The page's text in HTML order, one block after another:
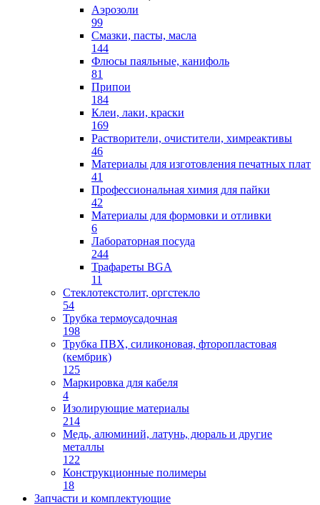
Аэрозоли
99
Смазки, пасты, масла
144
Флюсы паяльные, канифоль
81
Припои
184
Клеи, лаки, краски
169
Растворители, очистители, химреактивы
46
Материалы для изготовления печатных плат
41
Профессиональная химия для пайки
42
Материалы для формовки и отливки
6
Лабораторная посуда
244
Трафареты BGA
11
Стеклотекстолит, оргстекло
54
Трубка термоусадочная
198
Трубка ПВХ, силиконовая, фторопластовая
(кембрик)
125
Маркировка для кабеля
4
Изолирующие материалы
214
Медь, алюминий, латунь, дюраль и другие
металлы
122
Конструкционные полимеры
18
Запчасти и комплектующие